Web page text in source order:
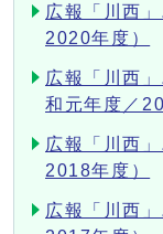
広報「川西
2020年度）
広報「川西
和元年度／
広報「川西
2018年度）
広報「川西